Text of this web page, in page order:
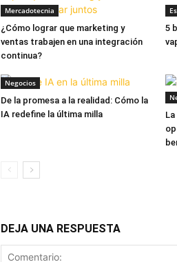
Mercadotecnia
¿Cómo lograr que marketing y
ventas trabajen en una integración
continua?
5
Negocios
De la promesa a la realidad: Cómo la
IA redefine la última milla
DEJA UNA RESPUESTA